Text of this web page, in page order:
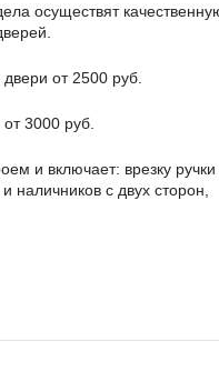
осуществят
от 2500 руб.
3000 руб.
и включает: врезку ручки
наличников с двух сторон,